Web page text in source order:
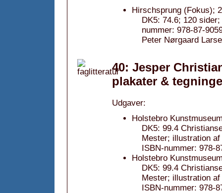
Hirschsprung (Fokus);
DK5: 74.6; 120
nummer: 978-87-
Peter Nørgaard
40: Jesper
plakater &
Udgaver:
Holstebro
DK5: 99.4
Mester; illustration
ISBN-nummer: 978-
Holstebro
DK5: 99.4
Mester; illustration
ISBN-nummer: 978-